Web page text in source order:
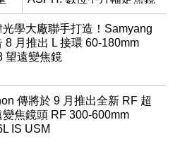
光學大廠聯手打造！Samyang
8 月推出 L 接環 60-180mm
望遠變焦鏡
傳將於 9 月推出全新 RF 超
變焦鏡頭 RF 300-600mm
IS USM